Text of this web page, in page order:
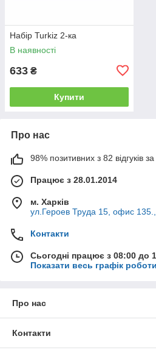
Набір Turkiz 2-ка
В наявності
633 ₴
Купити
Про нас
98% позитивних з 82 відгуків за
Працює з 28.01.2014
м. Харків
ул.Героев Труда 15, офис 135.,
Контакти
Сьогодні працює з 08:00 до
Показати весь графік роботи
Про нас
Контакти